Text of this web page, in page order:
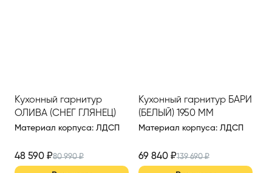
Кухонный гарнитур
ОЛИВА (СНЕГ ГЛЯНЕЦ)
2200 ММ (ВАР.2)
Материал корпуса: ЛДСП
48 590 ₽80 990₽
Кухонный гарнитур БАРИ
(БЕЛЫЙ) 1950 ММ
Материал корпуса: ЛДСП
69 840₽139 690₽